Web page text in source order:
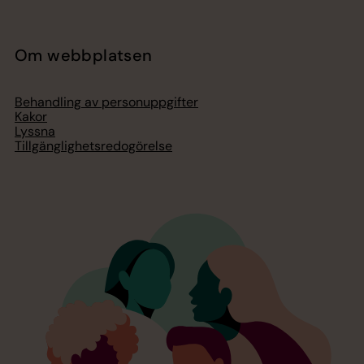
Om webbplatsen
Behandling av personuppgifter
Kakor
Lyssna
Tillgänglighetsredogörelse